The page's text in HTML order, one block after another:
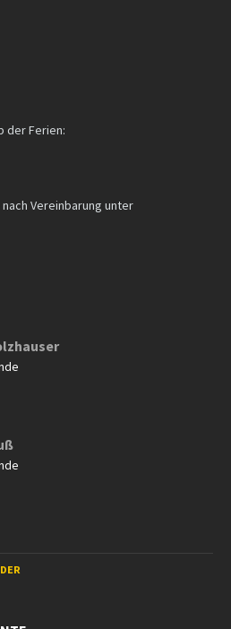
der Ferien:
Vereinbarung unter